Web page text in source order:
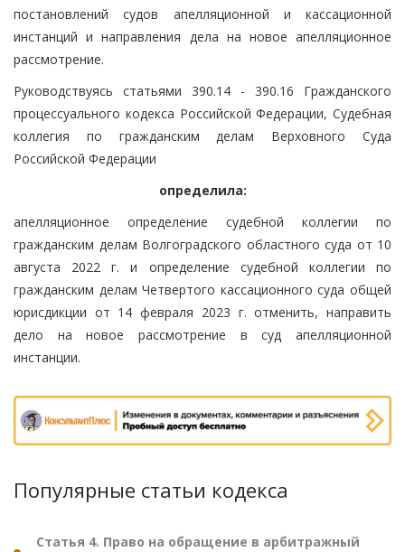
постановлений судов апелляционной и кассационной
инстанций и направления дела на новое апелляционное
рассмотрение.
Руководствуясь статьями 390.14 - 390.16 Гражданского
процессуального кодекса Российской Федерации, Судебная
коллегия по гражданским делам Верховного Суда
Российской Федерации
определила:
апелляционное определение судебной коллегии по
гражданским делам Волгоградского областного суда от 10
августа 2022 г. и определение судебной коллегии по
гражданским делам Четвертого кассационного суда общей
юрисдикции от 14 февраля 2023 г. отменить, направить
дело на новое рассмотрение в суд апелляционной
инстанции.
Популярные статьи кодекса
Статья 4. Право на обращение в арбитражный